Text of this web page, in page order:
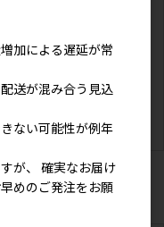
しばた クリア箸
1,000円
加による遅延が常
送が混み合う見込
ない可能性が例年
が、 確実なお届け
めのご発注をお願